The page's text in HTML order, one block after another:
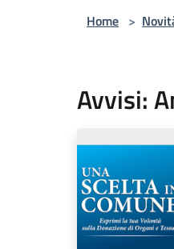
Home >
Avvisi: